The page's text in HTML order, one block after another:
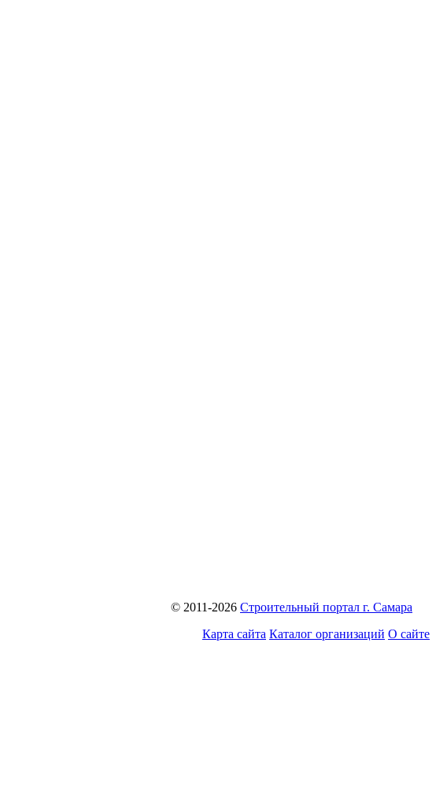
© 2011-2026 Строительный портал г. Самара
Карта сайта Каталог организаций О сайте